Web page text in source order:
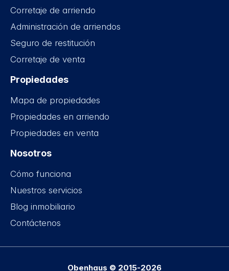
Corretaje de arriendo
Administración de arriendos
Seguro de restitución
Corretaje de venta
Propiedades
Mapa de propiedades
Propiedades en arriendo
Propiedades en venta
Nosotros
Cómo funciona
Nuestros servicios
Blog inmobiliario
Contáctenos
Obenhaus © 2015-2026